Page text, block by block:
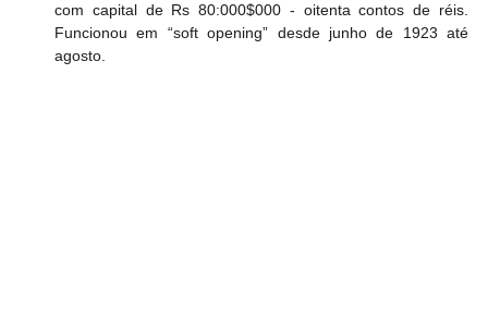
com capital de Rs 80:000$000 - oitenta contos de réis.
Funcionou em “soft opening” desde junho de 1923 até
agosto.